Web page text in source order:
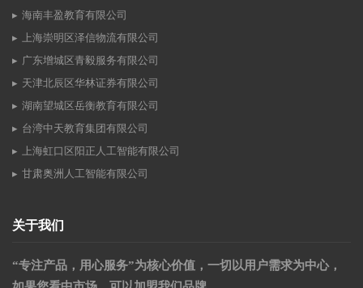
海南丰盈教育有限公司
上海崇明区泽信物流有限公司
广东增城区青毅服务有限公司
天津北辰区华林证券有限公司
湖南望城区岳衡教育有限公司
台湾中天教育集团有限公司
上海虹口区阳正人工智能有限公司
甘肃奥洲人工智能有限公司
关于我们
“专注产品，用心服务”为核心价值，一切以用户需求为中心，